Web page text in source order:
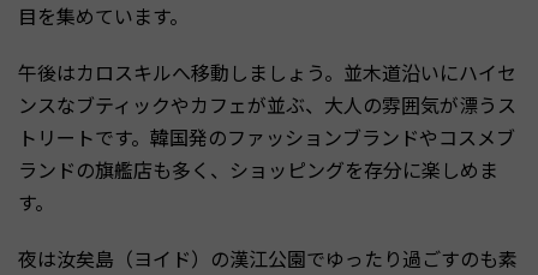
目を集めています。
午後はカロスキルへ移動しましょう。並木道沿いにハイセ
ンスなブティックやカフェが並ぶ、大人の雰囲気が漂うス
トリートです。韓国発のファッションブランドやコスメブ
ランドの旗艦店も多く、ショッピングを存分に楽しめま
す。
夜は汝矣島（ヨイド）の漢江公園でゆったり過ごすのも素